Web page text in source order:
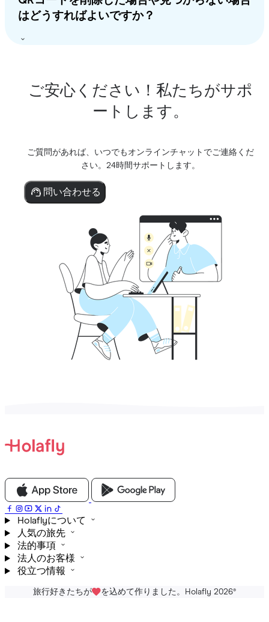
はどうすればよいですか？
ご安心ください！私たちがサポ
ートします。
ご質問があれば、いつでもオンラインチャットでご連絡くだ
さい。24時間サポートします。
問い合わせる
Holaflyについて
人気の旅先
法的事項
法人のお客様
役立つ情報
旅行好きたちが を込めて作りました。Holafly 2026®